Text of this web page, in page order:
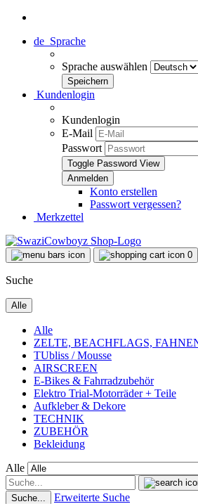
de Sprache
Sprache auswählen
Kundenlogin
Kundenlogin
E-Mail
Passwort
Toggle Password View
Konto erstellen
Passwort vergessen?
Merkzettel
0
Suche
Alle
Alle
ZELTE, BEACHFLAGS,
TUbliss / Mousse
AIRSCREEN
E-Bikes & Fahrradzubehör
Elektro Trial-Motorräder + Teile
Aufkleber & Dekore
TECHNIK
ZUBEHÖR
Bekleidung
Alle
Suche... Erweiterte Suche